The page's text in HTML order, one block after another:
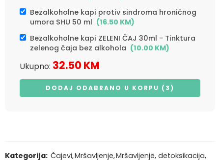
Bezalkoholne kapi protiv sindroma hroničnog
umora SHU 50 ml (16.50 KM)
Bezalkoholne kapi ZELENI ČAJ 30ml - Tinktura
zelenog čaja bez alkohola (10.00 KM)
Ukupno: 32.50 KM
DODAJ ODABRANO U KORPU (3)
Kategorija: Čajevi,Mršavljenje,Mršavljenje, detoksikacija,